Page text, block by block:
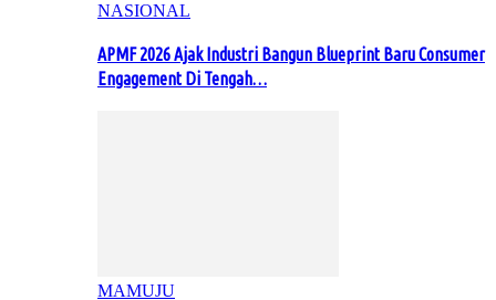
NASIONAL
APMF 2026 Ajak Industri Bangun Blueprint Baru Consumer
Engagement Di Tengah…
MAMUJU